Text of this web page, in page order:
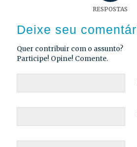
RESPOSTAS
Deixe seu
Quer contribuir com o assunto?
Participe! Opine! Comente.